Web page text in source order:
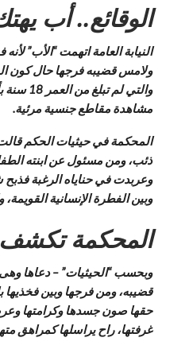
الوقائع.. أب
ولامس قضيبه فرجها حال كون
مشاهدة مقاطع جنسية مرئية.
ذئب، ومن مسئول عن ابنته
وعربدت في حناياه الرغبة
وبين الفطرة الإنسانية
المحكمة تكشف
وبحسب “الحيثيات” – دعاها وهى
قضيبه، ومن فرجها وبين فخذيها
حقها صون جسدها وكرامتها
غرفتها، راح يراسلها كمراهق